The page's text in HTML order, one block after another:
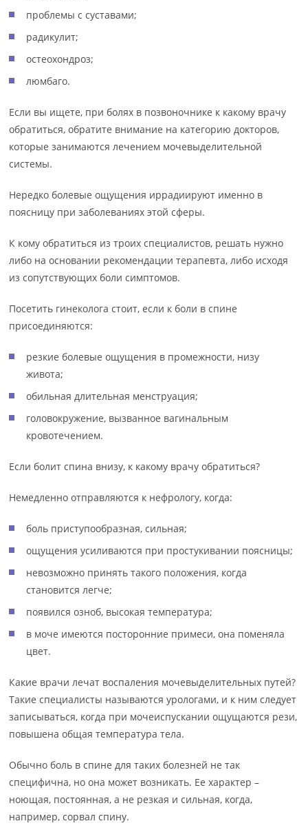
проблемы с суставами;
радикулит;
остеохондроз;
люмбаго.
Если вы ищете, при болях в позвоночнике к какому врачу
обратиться, обратите внимание на категорию докторов,
которые занимаются лечением мочевыделительной
системы.
Нередко болевые ощущения иррадиируют именно в
поясницу при заболеваниях этой сферы.
К кому обратиться из троих специалистов, решать нужно
либо на основании рекомендации терапевта, либо исходя
из сопутствующих боли симптомов.
Посетить гинеколога стоит, если к боли в спине
присоединяются:
резкие болевые ощущения в промежности, низу
живота;
обильная длительная менструация;
головокружение, вызванное вагинальным
кровотечением.
Если болит спина внизу, к какому врачу обратиться?
Немедленно отправляются к нефрологу, когда:
боль приступообразная, сильная;
ощущения усиливаются при простукивании поясницы;
невозможно принять такого положения, когда
становится легче;
появился озноб, высокая температура;
в моче имеются посторонние примеси, она поменяла
цвет.
Какие врачи лечат воспаления мочевыделительных путей?
Такие специалисты называются урологами, и к ним следует
записываться, когда при мочеиспускании ощущаются рези,
повышена общая температура тела.
Обычно боль в спине для таких болезней не так
специфична, но она может возникать. Ее характер –
ноющая, постоянная, а не резкая и сильная, когда,
например, сорвал спину.